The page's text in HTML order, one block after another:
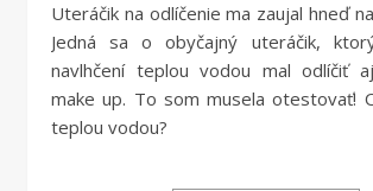
Uteráčik na odlíčenie ma zaujal hneď na prvý pohľad.
Jedná sa o obyčajný uteráčik,
navlhčení teplou vodou mal odlíčiť
make up. To som musela otestovať!
teplou vodou?